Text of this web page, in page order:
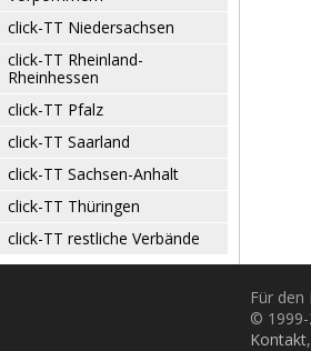
click-TT Niedersachsen
click-TT Rheinland-
Rheinhessen
click-TT Pfalz
click-TT Saarland
click-TT Sachsen-Anhalt
click-TT Thüringen
click-TT restliche Verbände
Für
© 1999-
Kontakt,